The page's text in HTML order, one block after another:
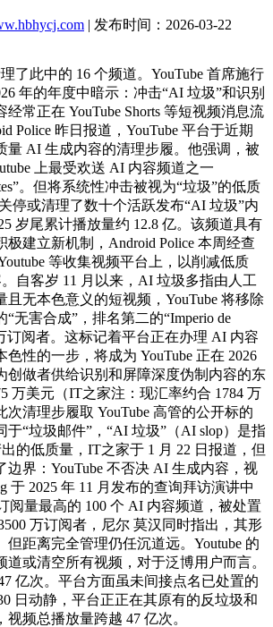
| 发布时间：2026-03-22
此中的 16 个频道。YouTube 首席施行
年的年度中暗示：冲击“AI 垃圾”和识别
常正在 YouTube Shorts 等短视频消息流
Police 昨日报道，YouTube 平台于近期
量 AI 生成内容的清理步履。他强调，被
上最受欢送 AI 内容频道之一
。但将系统性冲击被视为“垃圾”的低质
停或清理了数十个活跃发布“AI 垃圾”内
岁尾累计播放量约 12.8 亿。该频道具有
极建立新机制，Android Police 本周经查
等收集视频平台上，以削减低质
自客岁 11 月以来，AI 垃圾多指由人工
且无本色意义的短视频，YouTube 将移除
无害合成”，排名第二的“Imperio de
订阅者。这标记着平台正在办理 AI 内容
性的一步，将成为 YouTube 正在 2026
创做者供给识别和屏障深度伪制内容的东
万美元（IT之家注：现汇率约合 1784 万
次清理步履取 YouTube 高管的公开标的
于“垃圾邮件”，“AI 垃圾”（AI slop）是指
的低质量，IT之家于 1 月 22 日报道，但
边界：YouTube 不否决 AI 生成内容，视
于 2025 年 11 月发布的查询拜访演讲中
阅量最高的 100 个 AI 内容频道，被处置
万订阅者，尼尔 莫汉同时指出，其形
但距离完全管理仍任沉道远。Youtube 的
道或清空所有视频，对于泛博用户而言。
亿次。平台方面虽未间接点名已处置的
日动静，平台正正在其原有的反垃圾和
频总播放量跨越 47 亿次。